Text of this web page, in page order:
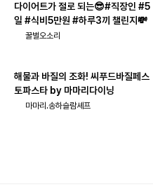
다이어트가 절로 되는😎#직장인 #5
일 #식비5만원 #하루3끼 챌린지💸
꿀벌오소리
해물과 바질의 조화! 씨푸드바질페스
토파스타 by 마마리다이닝
마마리.송하슬람셰프